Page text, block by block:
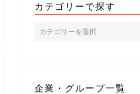
カテゴリーで探す
企業・グループ一覧